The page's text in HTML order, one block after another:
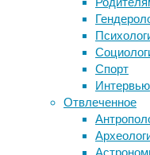
Спорт
Интервью
Отвлеченное
выросших
дочерей,
но
не
на
сыновей,
говорится
Метки
ДНК бактерии